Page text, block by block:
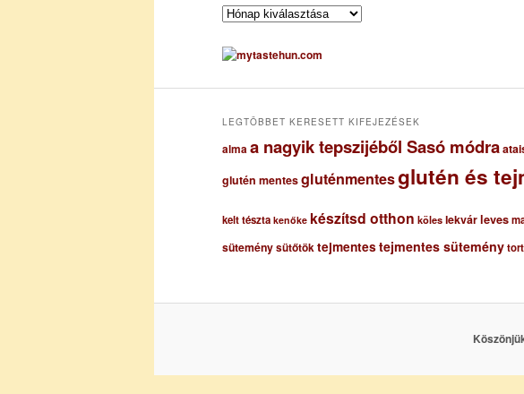
A
c
h
uLEGTÖBBET KERESETT KIFEJEZÉSEK
almaa nagyik tepszijéből Sasó módra
glutén mentesgluténmentesglutén és
kelt tészta kenőke készítsd otthon köles lekvárleves
süteménysütőtöktejmentestejmentes sütemény